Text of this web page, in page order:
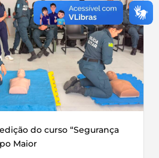
do curso “Segurança
Maior